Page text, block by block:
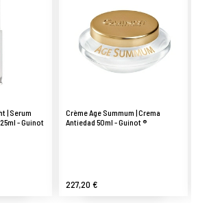
| Serum
- Guinot
Crème Age Summum | Crema
Antiedad 50ml - Guinot ®
227,20 €